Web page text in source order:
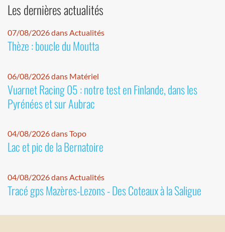
Les dernières actualités
07/08/2026 dans Actualités
Thèze : boucle du Moutta
06/08/2026 dans Matériel
Vuarnet Racing 05 : notre test en Finlande, dans les
Pyrénées et sur Aubrac
04/08/2026 dans Topo
Lac et pic de la Bernatoire
04/08/2026 dans Actualités
Tracé gps Mazères-Lezons - Des Coteaux à la Saligue